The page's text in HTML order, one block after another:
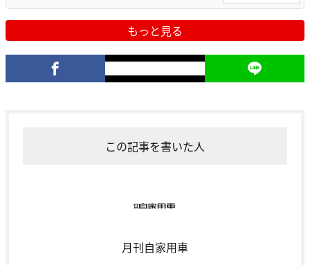
もっと見る
この記事を書いた人
月刊自家用車